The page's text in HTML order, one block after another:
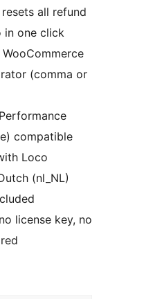
all refund
in one click
(comma or
compatible
Loco
(nl_NL)
license key, no